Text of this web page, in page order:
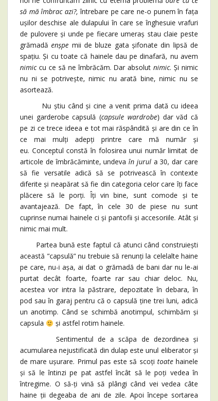
să mă îmbrac azi?,întrebare pe care ne-o punem în fața
ușilor deschise ale dulapului în care se înghesuie vrafuri
de pulovere și unde pe fiecare umeraș stau claie peste
grămadăenșpe mii de bluze gata șifonate din lipsă de
spațiu. Și cu toate că hainele dau pe dinafară, nu avem
nimiccu ce să ne îmbrăcăm. Dar absolutnimic. Și nimic
nu ni se potrivește, nimic nu arată bine, nimic nu se
asortează.
Nu știu când și cine a venit prima dată cu ideea
unei garderobe capsulă (capsule wardrobe) dar văd că
pe zi ce trece ideea e tot mai răspândită și are din ce în
ce mai mulți adepți printre care mă număr și
eu. Conceptul constă în folosirea unui număr limitat de
articole de îmbrăcăminte, undeva în jurula 30, dar care
să fie versatile adică să se potrivească în contexte
diferite și neapărat să fie din categoria celor care îți face
plăcere să le porți. Îți vin bine, sunt comode și te
avantajează. De fapt, în cele 30 de piese nu sunt
cuprinse numai hainele ci și pantofii și accesoriile. Atât și
nimic mai mult.
Partea bună este faptul că atunci când construiești
această ”capsulă” nu trebuie să renunți la celelalte haine
pe care, nu-i așa, ai dat o grămadă de bani dar nu le-ai
purtat decât foarte, foarte rar sau chiar deloc. Nu,
acestea vor intra la păstrare, depozitate în debara, în
pod sau în garaj pentru că o capsulă ține trei luni, adică
un anotimp. Când se schimbă anotimpul, schimbăm și
capsula
și astfel rotim hainele.
Sentimentul de a scăpa de dezordinea și
acumularea nejustificată din dulap este unul eliberator și
de mare ușurare. Primul pas este să scoți toatehainele
și să le întinzi pe pat astfel încât să le poți vedea în
întregime. O să-ți vină să plângi când vei vedea câte
haine ții degeaba de ani de zile. Apoi începe sortarea